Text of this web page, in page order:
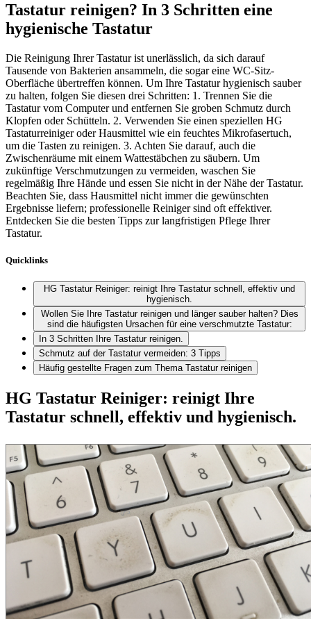
Tastatur reinigen? In 3 Schritten eine
hygienische Tastatur
Die Reinigung Ihrer Tastatur ist unerlässlich, da sich darauf
Tausende von Bakterien ansammeln, die sogar eine WC-Sitz-
Oberfläche übertreffen können. Um Ihre Tastatur hygienisch sauber
zu halten, folgen Sie diesen drei Schritten: 1. Trennen Sie die
Tastatur vom Computer und entfernen Sie groben Schmutz durch
Klopfen oder Schütteln. 2. Verwenden Sie einen speziellen HG
Tastaturreiniger oder Hausmittel wie ein feuchtes Mikrofasertuch,
um die Tasten zu reinigen. 3. Achten Sie darauf, auch die
Zwischenräume mit einem Wattestäbchen zu säubern. Um
zukünftige Verschmutzungen zu vermeiden, waschen Sie
regelmäßig Ihre Hände und essen Sie nicht in der Nähe der Tastatur.
Beachten Sie, dass Hausmittel nicht immer die gewünschten
Ergebnisse liefern; professionelle Reiniger sind oft effektiver.
Entdecken Sie die besten Tipps zur langfristigen Pflege Ihrer
Tastatur.
Quicklinks
HG Tastatur Reiniger: reinigt Ihre Tastatur schnell, effektiv und
hygienisch.
Wollen Sie Ihre Tastatur reinigen und länger sauber halten? Dies
sind die häufigsten Ursachen für eine verschmutzte Tastatur:
In 3 Schritten Ihre Tastatur reinigen.
Schmutz auf der Tastatur vermeiden: 3 Tipps
Häufig gestellte Fragen zum Thema Tastatur reinigen
HG Tastatur Reiniger: reinigt Ihre
Tastatur schnell, effektiv und hygienisch.